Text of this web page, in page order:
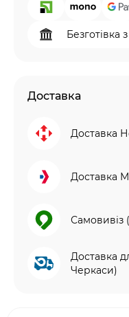
Безготівка
Доставка
Доставка
Доставка
Самовивіз
Доставка
Черкаси)